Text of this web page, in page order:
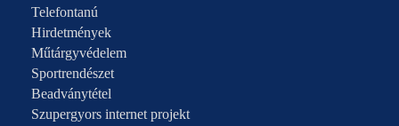
Telefontanú
Hirdetmények
Műtárgyvédelem
Sportrendészet
Beadványtétel
Szupergyors internet projekt